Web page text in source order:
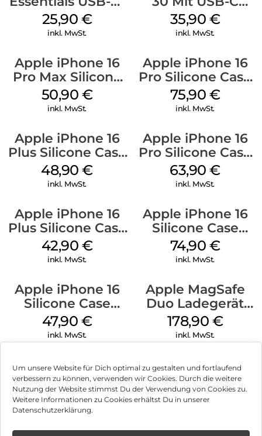
Um unsere Website für Dich optimal zu gestalten und fortlaufend
verbessern zu können, verwenden wir Cookies. Durch die weitere
Nutzung der Website stimmst Du der Verwendung von Cookies zu.
Weitere Informationen zu Cookies erhältst Du in unserer
Datenschutzerklärung.
20W Charger PD
Weiß
25,90 €
inkl. MwSt.
Kabel Weiß
35,90 €
inkl. MwSt.
Apple iPhone 16
Pro Max Silicone
Case MagSafe
Denim
50,90 €
inkl. MwSt.
Apple iPhone 16
Pro Silicone Case
MagSafe Stone
Gray
75,90 €
inkl. MwSt.
Apple iPhone 16
Plus Silicone Case
MagSafe Denim
48,90€
inkl. MwSt.
Apple iPhone 16
Pro Silicone Case
MagSafe Denim
63,90€
inkl. MwSt.
Apple iPhone 16
Plus Silicone Case
MagSafe Plum
42,90 €
inkl. MwSt.
Apple iPhone 16
Silicone Case
MagSafe Lake
Green
74,90 €
inkl. MwSt.
Apple iPhone 16
Silicone Case
MagSafe Fuchsia
47,90 €
inkl. MwSt.
Apple MagSafe
Duo Ladegerät
Weiß
178,90 €
inkl. MwSt.
Impressum